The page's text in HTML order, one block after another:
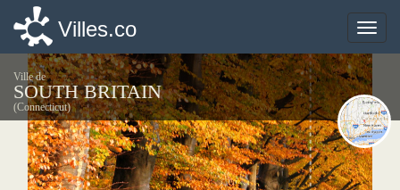
Toggle
Villes.co
Ville de
SOUTH BRITAIN
(Connecticut)
Toggle
Villes.co